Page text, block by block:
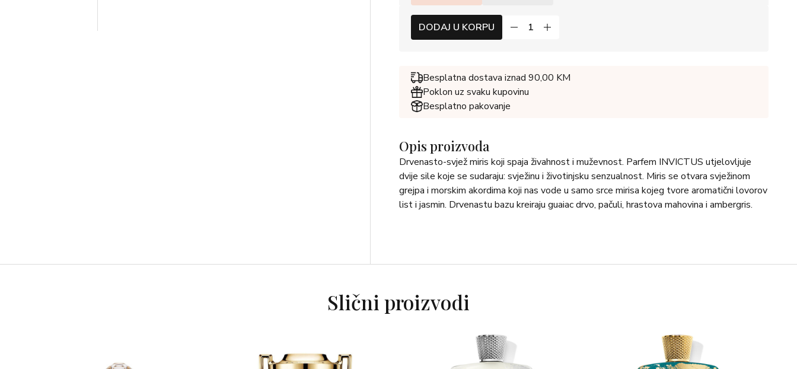
DODAJ U KORPU
Besplatna dostava iznad 90,00 KM
Poklon uz svaku kupovinu
Besplatno pakovanje
Opis proizvoda
Drvenasto-svjež miris koji spaja živahnost i muževnost. Parfem INVICTUS utjelovljuje
dvije sile koje se sudaraju: svježinu i životinjsku senzualnost. Miris se otvara svježinom
grejpa i morskim akordima koji nas vode u samo srce mirisa kojeg tvore aromatični lovorov
list i jasmin. Drvenastu bazu kreiraju guaiac drvo, pačuli, hrastova mahovina i ambergris.
Slični proizvodi